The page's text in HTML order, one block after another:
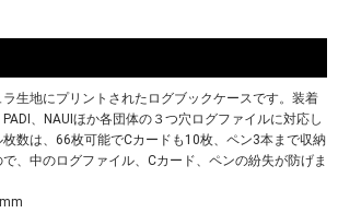
生地にプリントされたログブックケースです。装着
、NAUIほか各団体の３つ穴ログファイルに対応し
数は、66枚可能でCカードも10枚、ペン3本まで収納
、中のログファイル、Cカード、ペンの紛失が防げま